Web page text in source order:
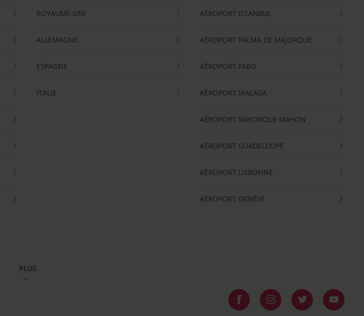
ROYAUME-UNI
ALLEMAGNE
ESPAGNE
ITALIE
AÉROPORT ISTANBUL
AÉROPORT PALMA DE MAJORQUE
AÉROPORT FARO
AÉROPORT MALAGA
AÉROPORT MINORQUE MAHON
AÉROPORT GUADELOUPE
AÉROPORT LISBONNE
AÉROPORT GENÈVE
PLUS